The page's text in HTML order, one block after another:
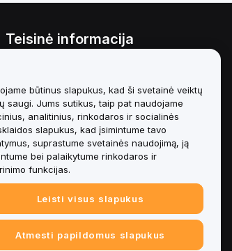
Teisinė informacija
Saugojimo ir administravimo
politikos santrauka
ESG informacija
Crypto-Asset White Papers
būtinus slapukus, kad ši svetainė veiktų
saugi. Jums sutikus, taip pat naudojame
analitinius, rinkodaros ir socialinės
slapukus, kad įsimintume tavo
suprastume svetainės naudojimą, ją
bei palaikytume rinkodaros ir
funkcijas.
Leisti visus slapukus
Atmesti papildomus slapukus